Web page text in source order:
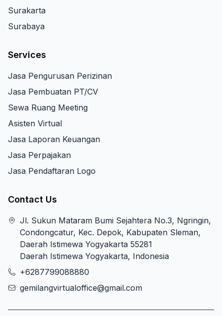
Surakarta
Surabaya
Services
Jasa Pengurusan Perizinan
Jasa Pembuatan PT/CV
Sewa Ruang Meeting
Asisten Virtual
Jasa Laporan Keuangan
Jasa Perpajakan
Jasa Pendaftaran Logo
Contact Us
Jl. Sukun Mataram Bumi Sejahtera No.3, Ngringin,
Condongcatur, Kec. Depok, Kabupaten Sleman,
Daerah Istimewa Yogyakarta 55281
Daerah Istimewa Yogyakarta, Indonesia
+6287799088880
gemilangvirtualoffice@gmail.com